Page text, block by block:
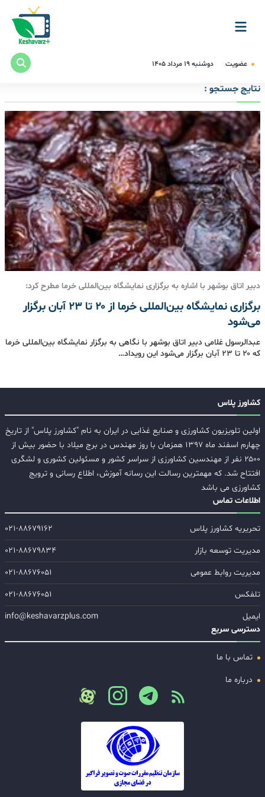
عضویت دوشنبه ۱۹ مرداد ۱۴۰۵
نتایج جستجو :
دبیر اتاق بوشهر با اشاره به برگزاری نمایشگاه بین‌المللی خرما مطرح کرد:
برگزاری نمایشگاه بین‌المللی خرما از ۲۰ تا ۲۳ آبان برگزار
می‌شود
عبدالرسول غلامی دبیر اتاق بوشهر با نگاهی به برگزار نمایشگاه بین‌المللی خرما
که ۲۰ تا ۲۳ آبان برگزار می‌شود این رویداد…
کشاورز پلاس
اولین تلویزیون کشاورزی و صنایع غذایی در ایران به نام "کشاورز پلاس" از تاریخ
چهارم اسفند ماه ۱۳۹۷ همزمان با روز مهندس در برج میلاد با حضور بیش از
۲۵۰۰ نفر از مهندسین کشاورزی از سراسر کشور و مسئولین کشوری و لشگری
افتتاح شد. که مهمترین رسالت این رسانه آموزش، اطلاع رسانی و ترویج
کشاورزی می باشد
اطلاعات تماس
تحریریه کشاورز پلاس
۰۲۱-۸۸۶۷۹۱۶۲
مدیریت توسعه بازار
۰۲۱-۸۸۶۷۹۸۳۴
مدیریت روابط عمومی
۰۲۱-۸۸۶۷۶۰۵۱
تلفکس
۰۲۱-۸۸۶۷۶۰۵۱
ایمیل
info@keshavarzplus.com
دسترسی سریع
تماس با ما
درباره ما